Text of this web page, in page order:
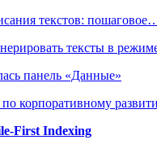
текстов:
тексты в
панель «Данные»
по корпоративному
First Indexing